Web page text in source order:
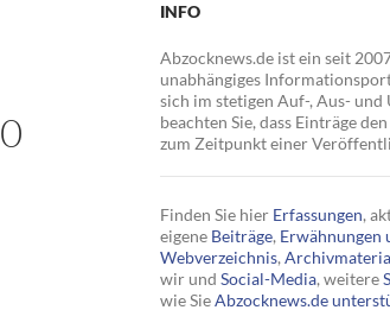
INFO
Abzocknews.de ist ein seit
unabhängiges
sich im stetigen Auf-, Aus- und
beachten Sie, dass Einträge
zum Zeitpunkt einer
Finden Sie hier Erfassungen,
eigene Beiträge, Erwähnungen
Webverzeichnis,
wir und Social-Media, weitere
wie SieAbzocknews.de